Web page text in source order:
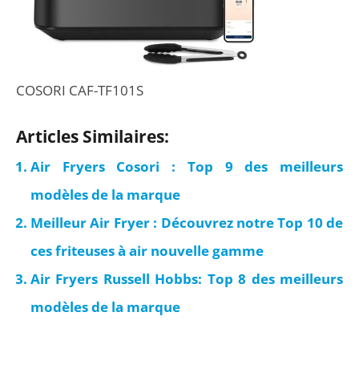
COSORI CAF-TF101S
Articles Similaires:
Air Fryers Cosori : Top 9 des meilleurs
modèles de la marque
Meilleur Air Fryer : Découvrez notre Top 10 de
ces friteuses à air nouvelle gamme
Air Fryers Russell Hobbs: Top 8 des meilleurs
modèles de la marque